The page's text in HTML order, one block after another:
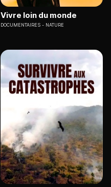
Vivre loin du monde
DOCUMENTAIRES NATURE